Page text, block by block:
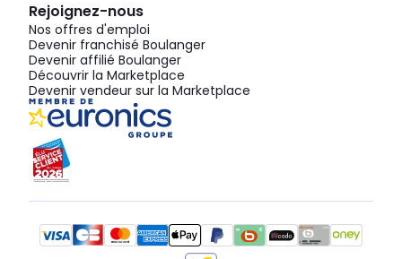
Rejoignez-nous
Nos offres d'emploi
Devenir franchisé Boulanger
Devenir affilié Boulanger
Découvrir la Marketplace
Devenir vendeur sur la Marketplace